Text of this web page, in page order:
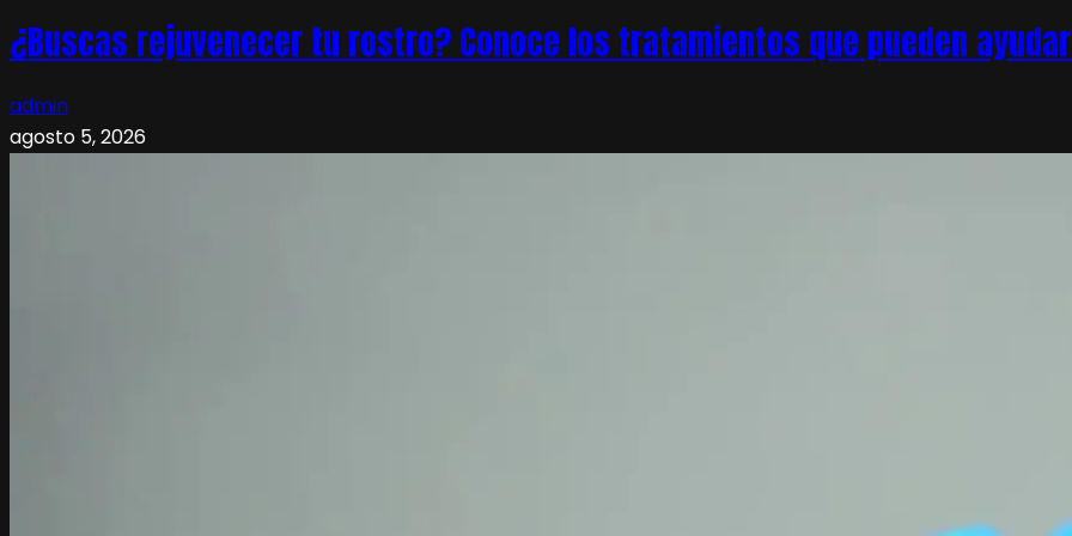
¿Buscas rejuvenecer tu rostro? Conoce los tratamientos que pueden
admin
agosto 5, 2026